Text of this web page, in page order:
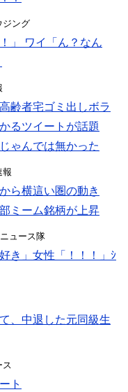
ジング
」 ワイ「ん？なん
齢者宅ゴミ出しボラ
るツイートが話題
ゃんでは無かった
報
ら横這い圏の動き
ミーム銘柄が上昇
ュース隊
き」女性「！！！」ｼ
、中退した元同級生
ス
ト